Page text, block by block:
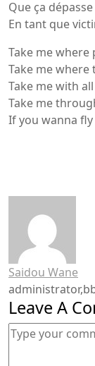
Que ça
En tant que
Take me where
Take me where
Take me with
Take me
If you wanna fly
Saidou Wane
Leave A